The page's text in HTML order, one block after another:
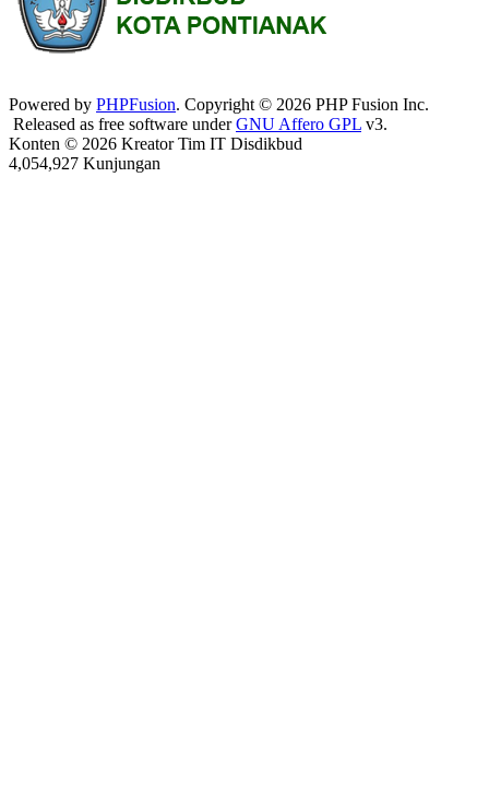
Powered by PHPFusion. Copyright © 2026 PHP Fusion Inc.
Released as free software underGNU Affero GPL v3.
Konten © 2026 Kreator Tim IT Disdikbud
4,054,927 Kunjungan